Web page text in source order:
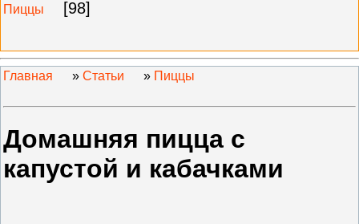
Пиццы [98]
Главная » Статьи » Пиццы
Домашняя пицца с
капустой и кабачками